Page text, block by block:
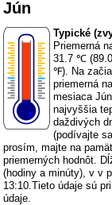
Jún
Typické
Priemerná
31.7 ℃
℉). Na
priemerná
mesiaca
najvyššia
daždivých
(podívajte
prosím, majte na
priemerných hodnôt.
(hodiny a minúty), v v
13:10.Tieto údaje sú
údaje.